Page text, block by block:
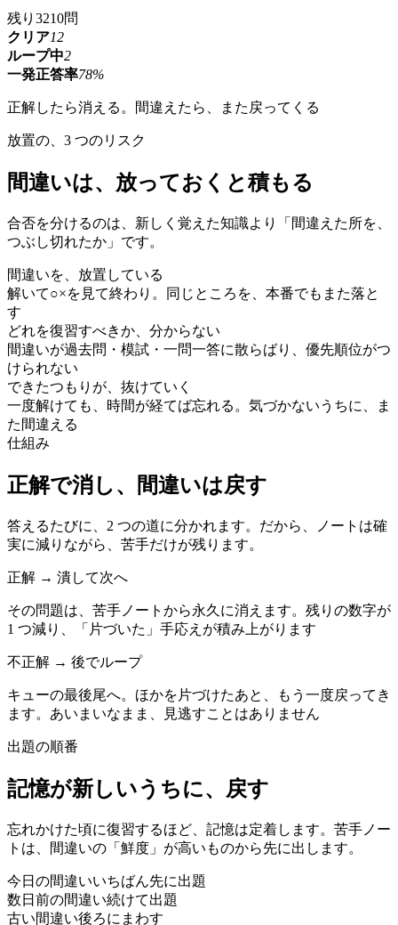
残り 3210問
クリア12
ループ中2
一発正答率78%
正解したら消える。間違えたら、また戻ってくる
放置の、3 つのリスク
間違いは、放っておくと積もる
合否を分けるのは、新しく覚えた知識より「間違えた所を、
つぶし切れたか」です。
間違いを、放置している
解いて○×を見て終わり。同じところを、本番でもまた落と
す
どれを復習すべきか、分からない
間違いが過去問・模試・一問一答に散らばり、優先順位がつ
けられない
できたつもりが、抜けていく
一度解けても、時間が経てば忘れる。気づかないうちに、ま
た間違える
仕組み
正解で消し、間違いは戻す
答えるたびに、2 つの道に分かれます。だから、ノートは確
実に減りながら、苦手だけが残ります。
正解 → 潰して次へ
その問題は、苦手ノートから永久に消えます。残りの数字が
1 つ減り、「片づいた」手応えが積み上がります
不正解 → 後でループ
キューの最後尾へ。ほかを片づけたあと、もう一度戻ってき
ます。あいまいなまま、見逃すことはありません
出題の順番
記憶が新しいうちに、戻す
忘れかけた頃に復習するほど、記憶は定着します。苦手ノー
トは、間違いの「鮮度」が高いものから先に出します。
今日の間違いいちばん先に出題
数日前の間違い続けて出題
古い間違い後ろにまわす